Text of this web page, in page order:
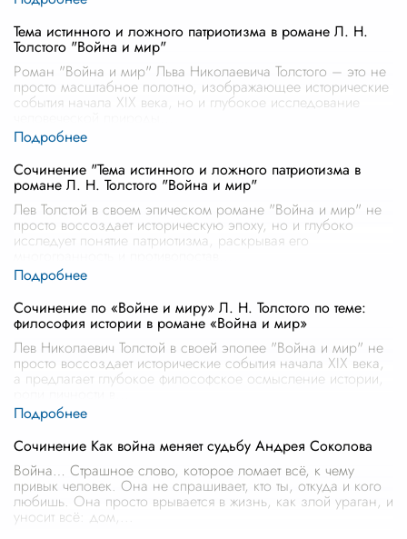
Тема истинного и ложного патриотизма в романе Л. Н.
Толстого "Война и мир"
Роман "Война и мир" Льва Николаевича Толстого – это не
просто масштабное полотно, изображающее исторические
события начала XIX века, но и глубокое исследование
Сочинение "Тема истинного и ложного патриотизма в
романе Л. Н. Толстого "Война и мир"
Лев Толстой в своем эпическом романе "Война и мир" не
просто воссоздает историческую эпоху, но и глубоко
исследует понятие патриотизма, раскрывая его
Сочинение по «Войне и миру» Л. Н. Толстого по теме:
философия истории в романе «Война и мир»
Лев Николаевич Толстой в своей эпопее "Война и мир" не
просто воссоздает исторические события начала XIX века,
а предлагает глубокое философское осмысление истории,
Сочинение Как война меняет судьбу Андрея Соколова
Война… Страшное слово, которое ломает всё, к чему
привык человек. Она не спрашивает, кто ты, откуда и кого
любишь. Она просто врывается в жизнь, как злой ураган, и
уносит всё: дом,